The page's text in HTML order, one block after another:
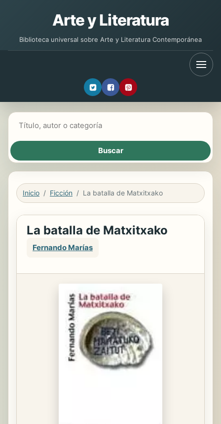
Arte y Literatura
Biblioteca universal sobre Arte y Literatura Contemporánea
Inicio Ficción La batalla de Matxitxako
La batalla de Matxitxako
Fernando Marías